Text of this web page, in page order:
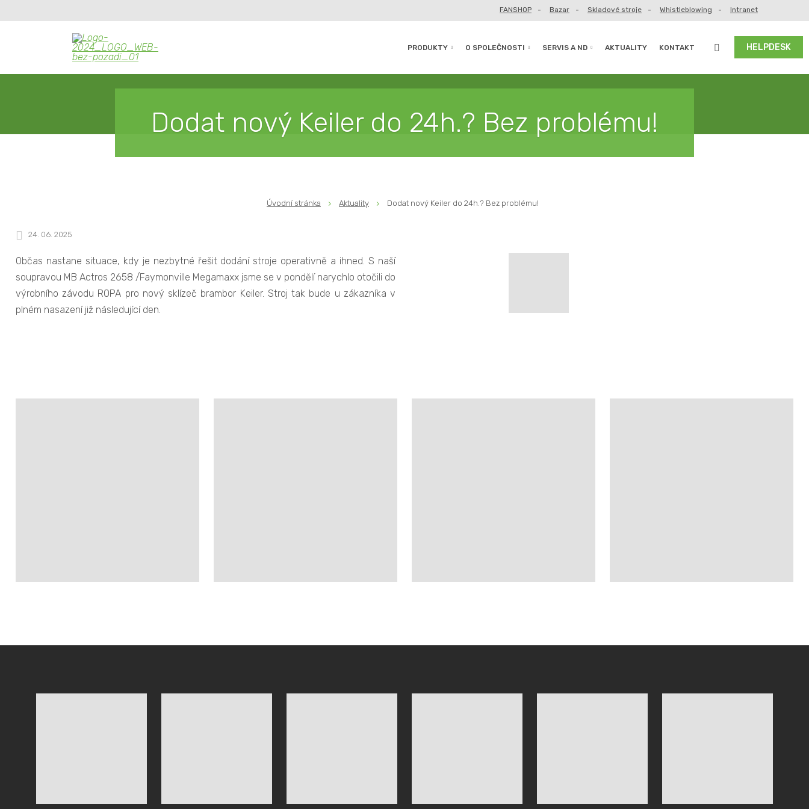
FANSHOP Bazar Skladové stroje Whistleblowing Intranet
PRODUKTY O SPOLEČNOSTI SERVIS A ND AKTUALITY KONTAKT Vyhledávání
HELPDESK
Dodat nový Keiler do 24h.? Bez problému!
Úvodní stránka Aktuality Dodat nový Keiler do 24h.? Bez problému!
24. 06. 2025
Občas nastane situace, kdy je nezbytné řešit dodání stroje operativně a ihned. S naší
soupravou MB Actros 2658 /Faymonville Megamaxx jsme se v pondělí narychlo otočili do
výrobního závodu ROPA pro nový sklízeč brambor Keiler. Stroj tak bude u zákazníka v
plném nasazení již následující den.